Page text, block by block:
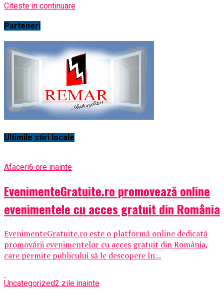
Citeste in continuare
Parteneri
Ultimile stiri locale
Afaceri6 ore inainte
EvenimenteGratuite.ro promovează online
evenimentele cu acces gratuit din România
EvenimenteGratuite.ro este o platformă online dedicată
promovării evenimentelor cu acces gratuit din România,
care permite publicului să le descopere în...
Uncategorized2 zile inainte